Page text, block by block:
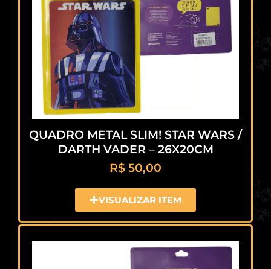
QUADRO METAL SLIM! STAR WARS /
DARTH VADER – 26X20CM
R$ 50,00
VISUALIZAR ITEM